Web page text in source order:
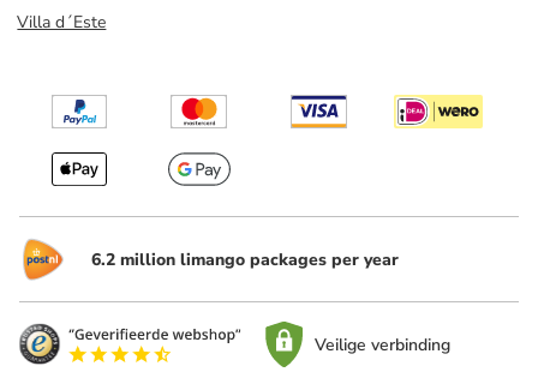
Villa d´Este
6.2 million limango packages per year
Veilige verbinding